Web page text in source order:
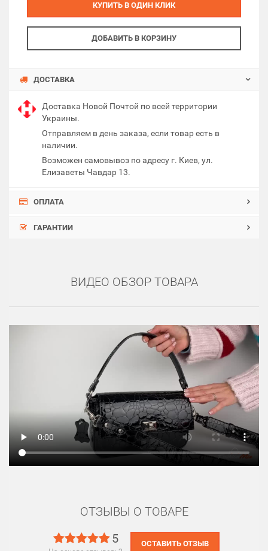
КУПИТЬ В ОДИН КЛИК
ДОБАВИТЬ В КОРЗИНУ
ДОСТАВКА
Доставка Новой Почтой по всей территории
Украины.
Отправляем в день заказа, если товар есть в
наличии.
Возможен самовывоз по адресу г. Киев, ул.
Елизаветы Чавдар 13.
ОПЛАТА
ГАРАНТИИ
ВИДЕО ОБЗОР ТОВАРА
ОТЗЫВЫ О ТОВАРЕ
5
ОСТАВИТЬ ОТЗЫВ